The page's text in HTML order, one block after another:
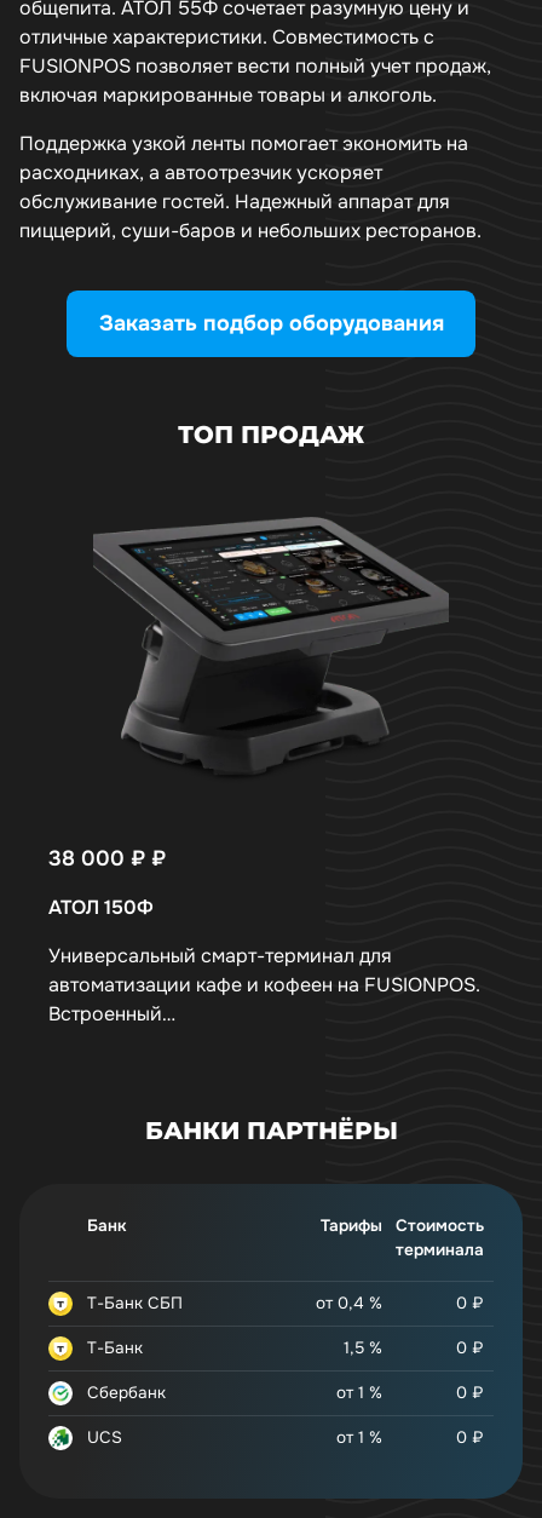
общепита. АТОЛ 55Ф сочетает разумную цену и
отличные характеристики. Совместимость с
FUSIONPOS позволяет вести полный учет продаж,
включая маркированные товары и алкоголь.
Поддержка узкой ленты помогает экономить на
расходниках, а автоотрезчик ускоряет
обслуживание гостей. Надежный аппарат для
пиццерий, суши-баров и небольших ресторанов.
Заказать подбор оборудования
ТОП ПРОДАЖ
38 000 ₽ ₽
АТОЛ 150Ф
Универсальный смарт-терминал для
автоматизации кафе и кофеен на FUSIONPOS.
Встроенный…
БАНКИ ПАРТНЁРЫ
Т-Банк СБП от 0,4 % 0 ₽
Т-Банк 1,5 % 0 ₽
Сбербанк от 1 % 0 ₽
UCS от 1 % 0 ₽